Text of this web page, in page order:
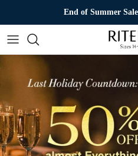
End of Summer